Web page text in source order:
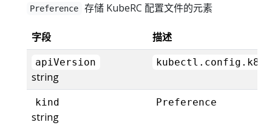
Preference 存储 KubeRC 配置文件的元素
字段 描述
apiVersion
string
kind
string
Preference